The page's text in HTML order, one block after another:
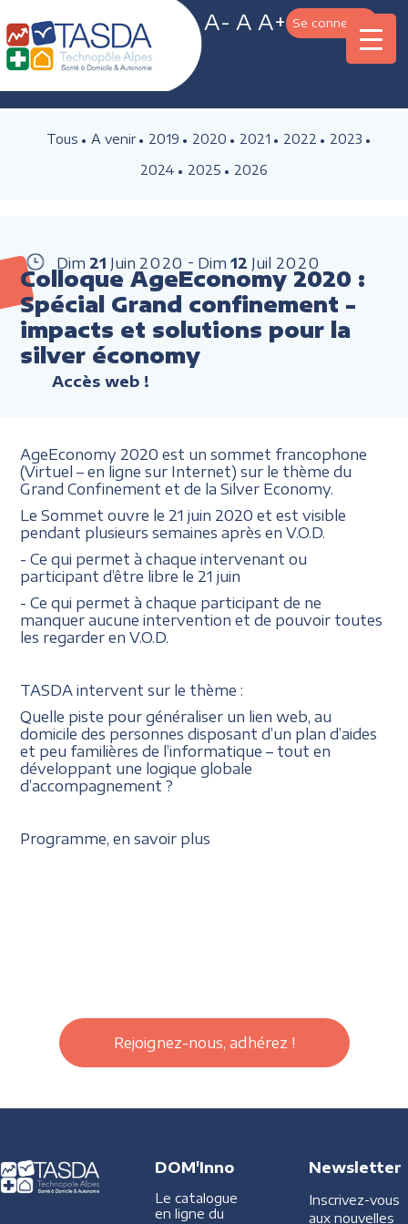
A- A A+ Se connecter
Tous A venir 2019 2020 2021 2022
2023
2024
2025 2026
Dim 21 Juin 2020 Dim 12 Juil 2020
Colloque AgeEconomy 2020 :
Spécial Grand confinement -
impacts et solutions pour la
silver économy
Accès web !
AgeEconomy 2020 est un sommet francophone
(Virtuel – en ligne sur Internet) sur le thème du
Grand Confinement et de la Silver Economy.
Le Sommet ouvre le 21 juin 2020 et est visible
pendant plusieurs semaines après en V.O.D.
- Ce qui permet à chaque intervenant ou
participant d’être libre le 21 juin
- Ce qui permet à chaque participant de ne
manquer aucune intervention et de pouvoir toutes
les regarder en V.O.D.
TASDA intervent sur le thème :
Quelle piste pour généraliser un lien web, au
domicile des personnes disposant d’un plan d’aides
et peu familières de l’informatique – tout en
développant une logique globale
d’accompagnement ?
Programme, en savoir plus
Rejoignez-nous, adhérez !
DOM'Inno
Le catalogue
en ligne du
Newsletter
Inscrivez-vous
aux nouvelles